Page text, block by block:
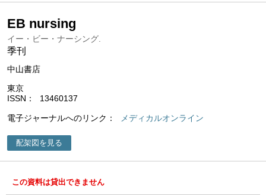
EB nursing
イー・ビー・ナーシング.
季刊
中山書店
東京
ISSN
13460137
電子ジャーナルへのリンク メディカルオンライン
配架図を見る
この資料は貸出できません